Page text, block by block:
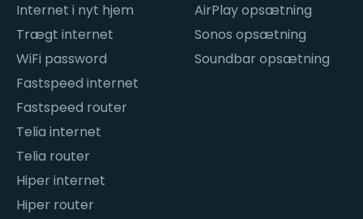
Internet i nyt hjem
Trægt internet
WiFi password
Fastspeed internet
Fastspeed router
Telia internet
Telia router
Hiper internet
Hiper router
AirPlay opsætning
Sonos opsætning
Soundbar opsætning